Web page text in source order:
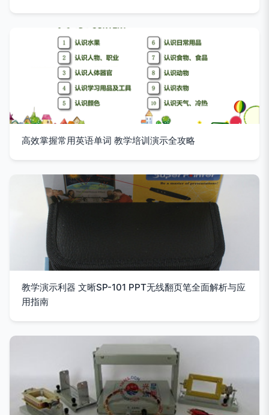
高效掌握常用英语单词 教学培训演示全攻略
教学演示利器 文晰SP-101 PPT无线翻页笔全面解析与应
用指南